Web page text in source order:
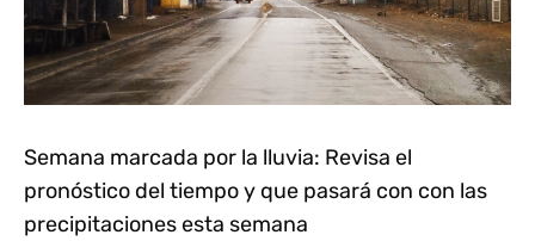
Semana marcada por la lluvia: Revisa el
pronóstico del tiempo y que pasará con con las
precipitaciones esta semana